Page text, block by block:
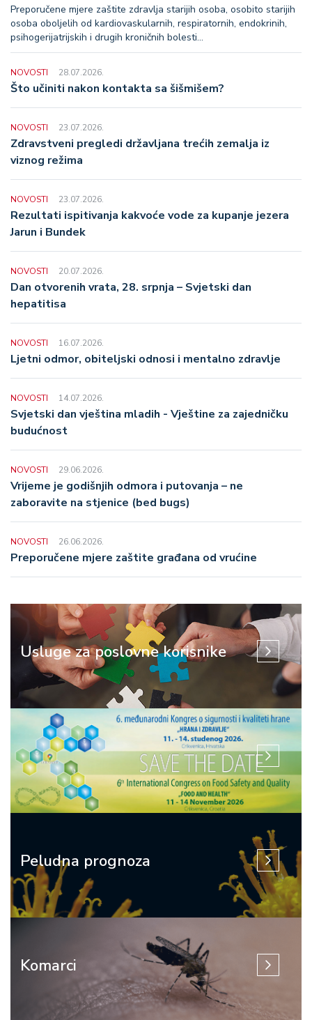
Preporučene mjere zaštite zdravlja starijih osoba, osobito starijih
osoba oboljelih od kardiovaskularnih, respiratornih, endokrinih,
psihogerijatrijskih i drugih kroničnih bolesti...
NOVOSTI 28.07.2026.
Što učiniti nakon kontakta sa šišmišem?
NOVOSTI 23.07.2026.
Zdravstveni pregledi državljana trećih zemalja iz
viznog režima
NOVOSTI 23.07.2026.
Rezultati ispitivanja kakvoće vode za kupanje jezera
Jarun i Bundek
NOVOSTI 20.07.2026.
Dan otvorenih vrata, 28. srpnja – Svjetski dan
hepatitisa
NOVOSTI 16.07.2026.
Ljetni odmor, obiteljski odnosi i mentalno zdravlje
NOVOSTI 14.07.2026.
Svjetski dan vještina mladih - Vještine za zajedničku
budućnost
NOVOSTI 29.06.2026.
Vrijeme je godišnjih odmora i putovanja – ne
zaboravite na stjenice (bed bugs)
NOVOSTI 26.06.2026.
Preporučene mjere zaštite građana od vrućine
Usluge za poslovne korisnike
Peludna prognoza
Komarci